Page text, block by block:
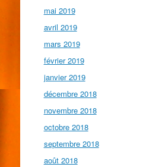
mai 2019
avril 2019
mars 2019
février 2019
janvier 2019
décembre 2018
novembre 2018
octobre 2018
septembre 2018
août 2018